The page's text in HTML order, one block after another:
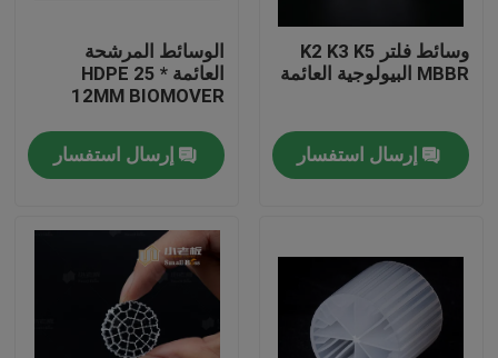
منتجات
وسائط فلتر K2 K3 K5
MBBR البيولوجية العائمة
إرسال استفسار
الوسائط المرشحة
العائمة HDPE 25 *
12MM BIOMOVER
إرسال استفسار